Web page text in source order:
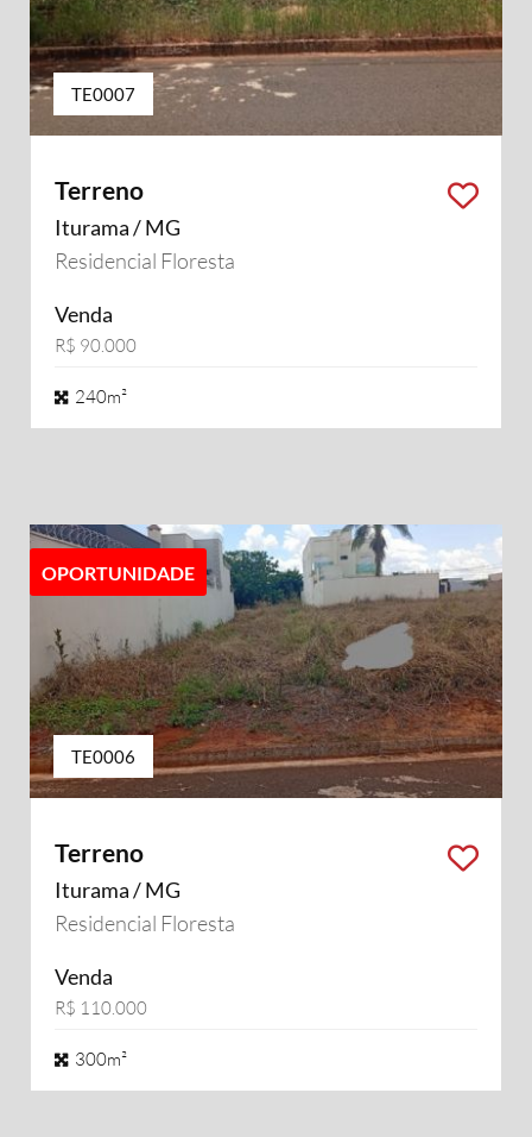
TE0007
Terreno
Iturama / MG
Residencial Floresta
Venda
R$ 90.000
240m²
OPORTUNIDADE
TE0006
Terreno
Iturama / MG
Residencial Floresta
Venda
R$ 110.000
300m²